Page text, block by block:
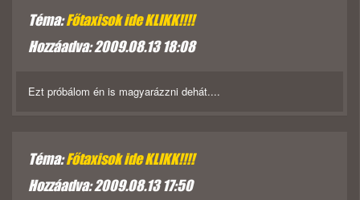
Téma:Főtaxisok ide KLIKK!!!!
Hozzáadva: 2009.08.13 18:08
Ezt próbálom én is magyarázzni dehát....
Téma:Főtaxisok ide KLIKK!!!!
Hozzáadva: 2009.08.13 17:50